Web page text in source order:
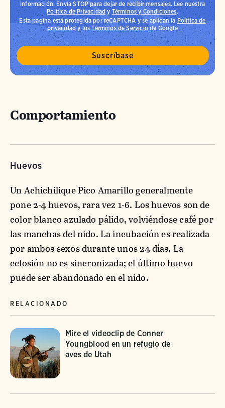
información. Envía STOP para dejar de recibir mensajes. Lee nuestra
Política de Privacidad y Términos y Condiciones.
Esta pagina está protegida por reCAPTCHA y se aplican laPolítica de
privacidady losTérminos de Serviciode Google
Comportamiento
Huevos
Un Achichilique Pico Amarillo generalmente
pone 2-4 huevos, rara vez 1-6. Los huevos son de
color blanco azulado pálido, volviéndose café por
las manchas del nido. La incubación es realizada
por ambos sexos durante unos 24 días. La
eclosión no es sincronizada; el último huevo
puede ser abandonado en el nido.
RELACIONADO
Mire el videoclip de Conner
Youngblood en un refugio de
aves de Utah